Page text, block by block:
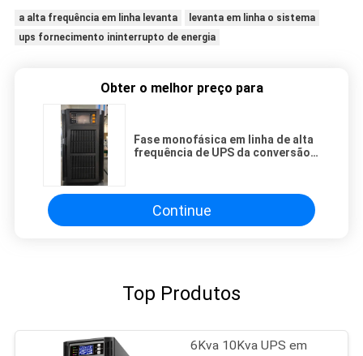
a alta frequência em linha levanta
levanta em linha o sistema
ups fornecimento ininterrupto de energia
Obter o melhor preço para
Fase monofásica em linha de alta
frequência de UPS da conversão
Continue
Top Produtos
6Kva 10Kva UPS em